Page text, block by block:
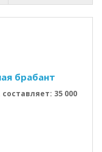
брабант
35 000